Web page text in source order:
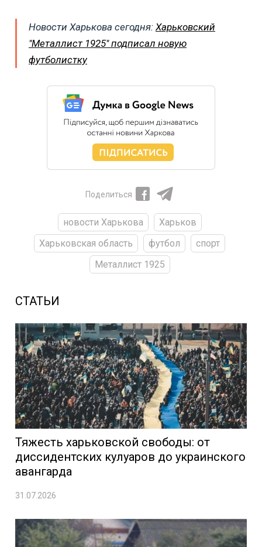
Новости Харькова сегодня: Харьковский
"Металлист 1925" подписал новую
футболистку
Поделиться
новости Харькова
Харьков
Харьковская область
футбол
спорт
Металлист 1925
СТАТЬИ
Тяжесть харьковской свободы: от
диссидентских кулуаров до украинского
авангарда
31.07.2026